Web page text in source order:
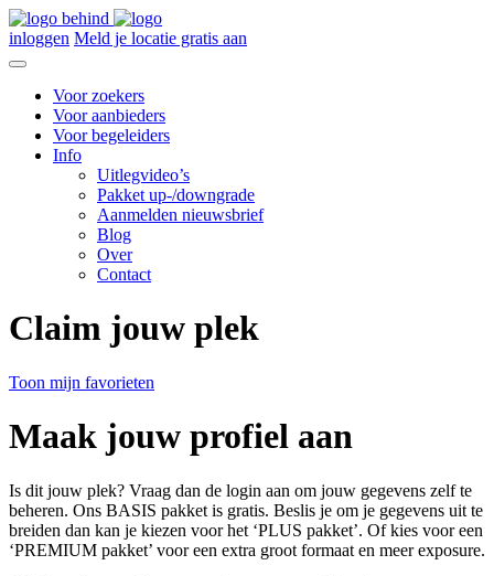
inloggen Meld je locatie gratis aan
Voor zoekers
Voor aanbieders
Voor begeleiders
Info
Uitlegvideo’s
Pakket up-/downgrade
Aanmelden nieuwsbrief
Blog
Over
Contact
Claim jouw plek
Toon mijn favorieten
Maak jouw profiel aan
Is dit jouw plek? Vraag dan de login aan om jouw gegevens zelf te
beheren. Ons BASIS pakket is gratis. Beslis je om je gegevens uit te
breiden dan kan je kiezen voor het ‘PLUS pakket’. Of kies voor een
‘PREMIUM pakket’ voor een extra groot formaat en meer exposure.